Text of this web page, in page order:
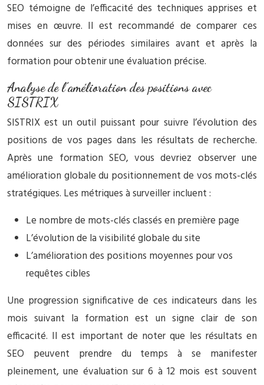
SEO témoigne de l’efficacité des techniques apprises et
mises en œuvre. Il est recommandé de comparer ces
données sur des périodes similaires avant et après la
formation pour obtenir une évaluation précise.
Analyse de l’amélioration des positions avec
SISTRIX
SISTRIX est un outil puissant pour suivre l’évolution des
positions de vos pages dans les résultats de recherche.
Après une formation SEO, vous devriez observer une
amélioration globale du positionnement de vos mots-clés
stratégiques. Les métriques à surveiller incluent :
Le nombre de mots-clés classés en première page
L’évolution de la visibilité globale du site
L’amélioration des positions moyennes pour vos
requêtes cibles
Une progression significative de ces indicateurs dans les
mois suivant la formation est un signe clair de son
efficacité. Il est important de noter que les résultats en
SEO peuvent prendre du temps à se manifester
pleinement, une évaluation sur 6 à 12 mois est souvent